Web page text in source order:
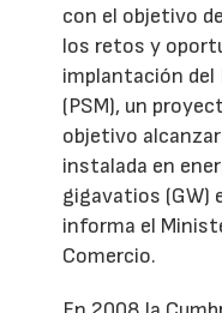
con el objetivo
los retos y
implantación del
(PSM), un
objetivo
instalada en
gigavatios (GW)
informa el
Comercio.